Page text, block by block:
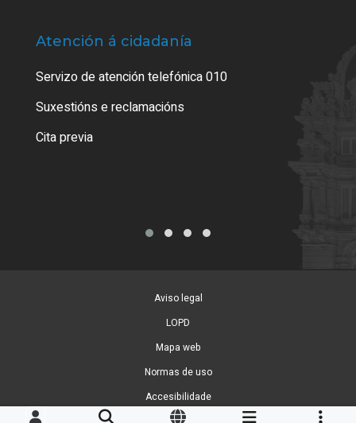
Atención á cidadanía
Servizo de atención telefónica 010
Suxestións e reclamacións
Cita previa
Aviso legal
LOPD
Mapa web
Normas de uso
Accesibilidade